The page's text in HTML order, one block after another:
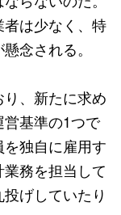
は少なく、特
念される。
り、新たに求め
基準の1つで
独自に雇用す
務を担当して
げしていたり